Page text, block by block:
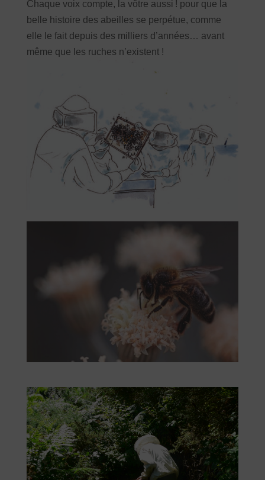
Chaque voix compte, la vôtre aussi ! pour que la
belle histoire des abeilles se perpétue, comme
elle le fait depuis des milliers d’années… avant
même que les ruches n’existent !